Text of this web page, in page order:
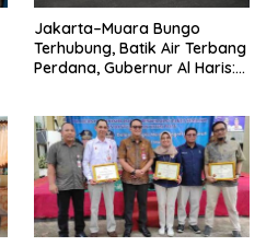
Jakarta–Muara Bungo
Terhubung, Batik Air Terbang
Perdana, Gubernur Al Haris: